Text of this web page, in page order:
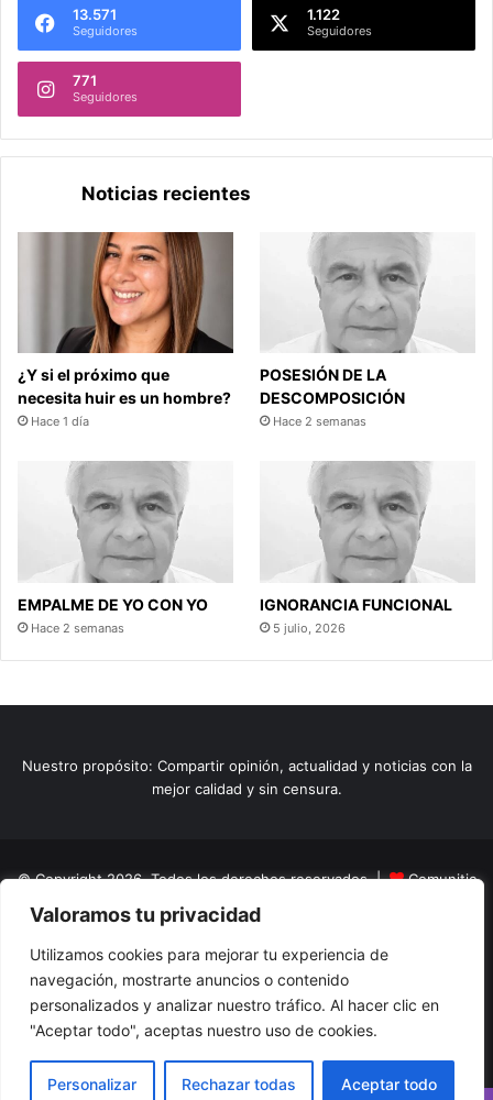
Valoramos tu privacidad
Utilizamos cookies para mejorar tu experiencia de
navegación, mostrarte anuncios o contenido
personalizados y analizar nuestro tráfico. Al hacer clic en
"Aceptar todo", aceptas nuestro uso de cookies.
Personalizar Rechazar todas Aceptar todo
13.571
Seguidores
1.122
Seguidores
771
Seguidores
Noticias recientes
¿Y si el próximo que
necesita huir es un hombre?
Hace 1 día
POSESIÓN DE LA
DESCOMPOSICIÓN
Hace 2 semanas
EMPALME DE YO CON YO
Hace 2 semanas
IGNORANCIA FUNCIONAL
5 julio, 2026
Nuestro propósito: Compartir opinión, actualidad y noticias con la
mejor calidad y sin censura.
© Copyright 2026, Todos los derechos reservados |
Comunitic
SAS BICNit 901228106
Home
Actualidad Variedades Opinion Turismo
El Tinteadero
Caricaturas Reportajes
FacebookYouTubeInstagram